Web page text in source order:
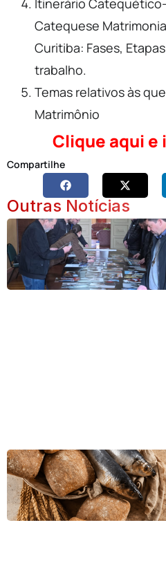
Itinerário
Catequese
Curitiba: Fases,
trabalho.
Temas relativos às
Matrimônio
Clique aqui e
Compartilhe
Outras Notícias